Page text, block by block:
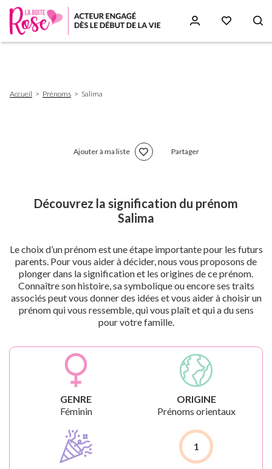
d'Ariane
Accueil Prénoms Salima
Ajouter à ma liste Partager
Découvrez la signification du prénom
Salima
Le choix d’un prénom est une étape importante pour les futurs
parents. Pour vous aider à décider, nous vous proposons de
plonger dans la signification et les origines de ce prénom.
Connaître son histoire, sa symbolique ou encore ses traits
associés peut vous donner des idées et vous aider à choisir un
prénom qui vous ressemble, qui vous plaît et qui a du sens
pour votre famille.
GENRE
Féminin
ORIGINE
Prénoms orientaux
1